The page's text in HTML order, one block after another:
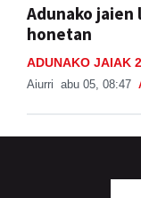
Adunako
honetan
ADUNAKO JAIAK
Aiurri abu 05, 08:47